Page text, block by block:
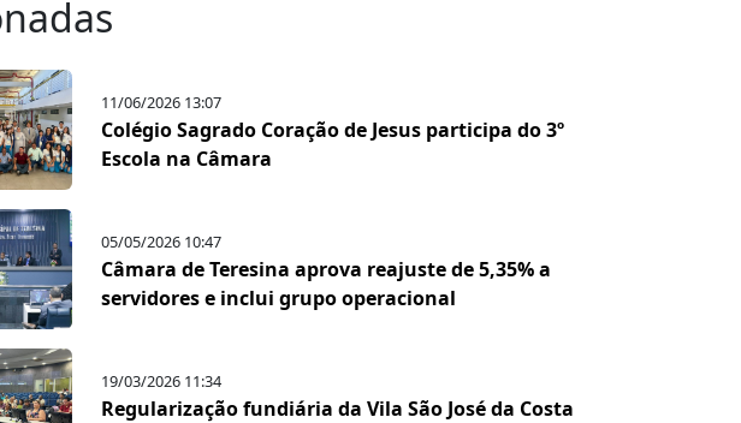
11/06/2026 13:07
Colégio Sagrado Coração de Jesus participa do 3º
Escola na Câmara
05/05/2026 10:47
Câmara de Teresina aprova reajuste de 5,35% a
servidores e inclui grupo operacional
19/03/2026 11:34
Regularização fundiária da Vila São José da Costa